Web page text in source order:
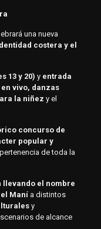
una nueva
costera y el
13 y 20) y entrada
vivo, danzas
la niñez y el
concurso de
popular y
de toda la
llevando el nombre
Manía distintos
y
de alcance